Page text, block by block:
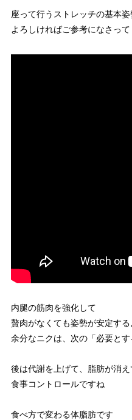
座って行うストレッチの基本姿
よろしければご参考になさっ
内腿の筋肉を強化して
贅肉がなくても姿勢が安定す
余分なニクは、次の「必要と
後は代謝を上げて、脂肪が消え
食事コントロールですね
食べ方で変わる体脂肪です